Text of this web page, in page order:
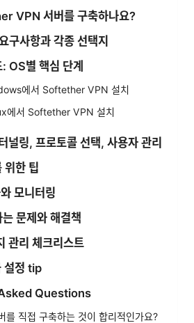
VPN 서버를 구축하나요?
구사항과 각종 선택지
OS별 핵심 단계
에서 Softether VPN 설치
에서 Softether VPN 설치
널링, 프로토콜 선택, 사용자 관리
위한 팁
모니터링
문제와 해결책
관리 체크리스트
설정 tip
Questions
를 직접 구축하는 것이 합리적인가요?